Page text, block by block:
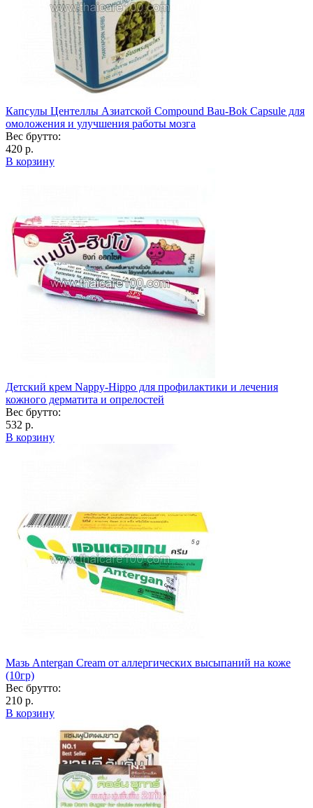
Капсулы Центеллы Азиатской Compound Bau-Bok Capsule для
омоложения и улучшения работы мозга
Вес брутто:
420 р.
В корзину
Детский крем Nappy-Hippo для профилактики и лечения
кожного дерматита и опрелостей
Вес брутто:
532 р.
В корзину
Мазь Antergan Cream от аллергических высыпаний на коже
(10гр)
Вес брутто:
210 р.
В корзину